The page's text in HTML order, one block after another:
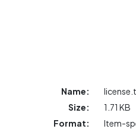
Name:
Size:
1.71 KB
Format:
Item-